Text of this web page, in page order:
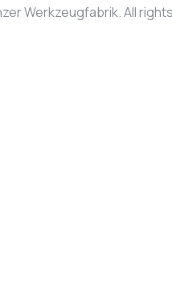
Werkzeugfabrik. All